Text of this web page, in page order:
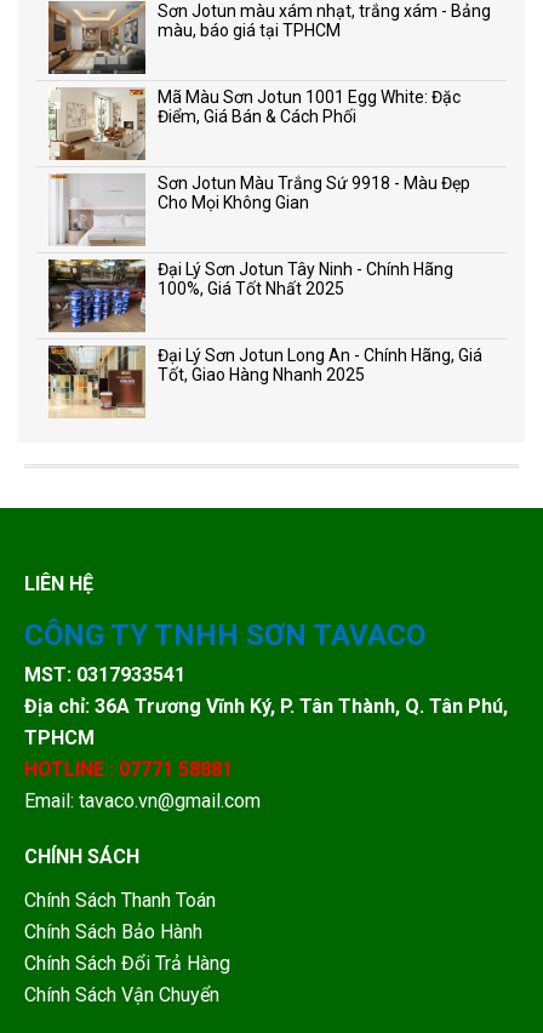
Sơn Jotun màu xám nhạt, trắng xám - Bảng
màu, báo giá tại TPHCM
Mã Màu Sơn Jotun 1001 Egg White: Đặc
Điểm, Giá Bán & Cách Phối
Sơn Jotun Màu Trắng Sứ 9918 - Màu Đẹp
Cho Mọi Không Gian
Đại Lý Sơn Jotun Tây Ninh - Chính Hãng
100%, Giá Tốt Nhất 2025
Đại Lý Sơn Jotun Long An - Chính Hãng, Giá
Tốt, Giao Hàng Nhanh 2025
LIÊN HỆ
CÔNG TY TNHH SƠN TAVACO
MST: 0317933541
Địa chỉ: 36A Trương Vĩnh Ký, P. Tân Thành, Q. Tân Phú,
TPHCM
HOTLINE : 07771 58881
Email: tavaco.vn@gmail.com
CHÍNH SÁCH
Chính Sách Thanh Toán
Chính Sách Bảo Hành
Chính Sách Đổi Trả Hàng
Chính Sách Vận Chuyển